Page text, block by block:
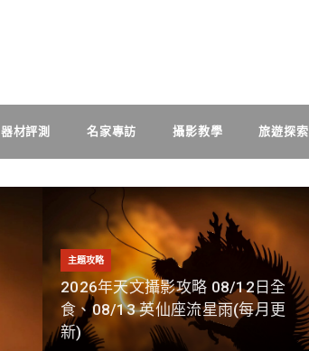
器材評測 名家專訪 攝影教學 旅遊探索
主題攻略
2026年天文攝影攻略 08/12日全
食、08/13 英仙座流星雨(每月更
新)